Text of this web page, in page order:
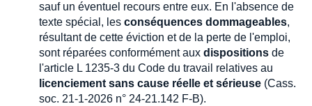
sauf un éventuel recours entre eux. En l'absence de
texte spécial, les conséquences dommageables,
résultant de cette éviction et de la perte de l'emploi,
sont réparées conformément aux dispositions de
l'article L 1235-3 du Code du travail relatives au
licenciement sans cause réelle et sérieuse (Cass.
soc. 21-1-2026 n° 24-21.142 F-B).